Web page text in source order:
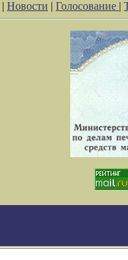
| Новости | Голосование |